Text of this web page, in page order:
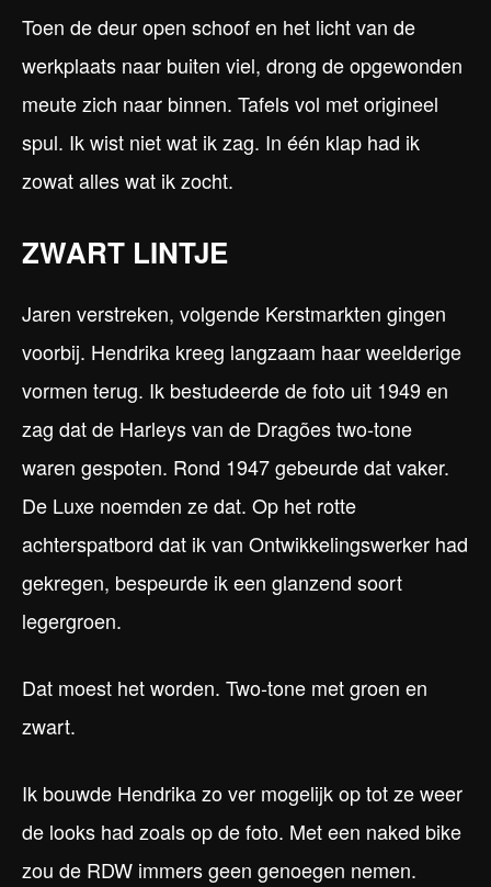
Toen de deur open schoof en het licht van de
werkplaats naar buiten viel, drong de opgewonden
meute zich naar binnen. Tafels vol met origineel
spul. Ik wist niet wat ik zag. In één klap had ik
zowat alles wat ik zocht.
ZWART LINTJE
Jaren verstreken, volgende Kerstmarkten gingen
voorbij. Hendrika kreeg langzaam haar weelderige
vormen terug. Ik bestudeerde de foto uit 1949 en
zag dat de Harleys van de Dragões two-tone
waren gespoten. Rond 1947 gebeurde dat vaker.
De Luxe noemden ze dat. Op het rotte
achterspatbord dat ik van Ontwikkelingswerker had
gekregen, bespeurde ik een glanzend soort
legergroen.
Dat moest het worden. Two-tone met groen en
zwart.
Ik bouwde Hendrika zo ver mogelijk op tot ze weer
de looks had zoals op de foto. Met een naked bike
zou de RDW immers geen genoegen nemen.